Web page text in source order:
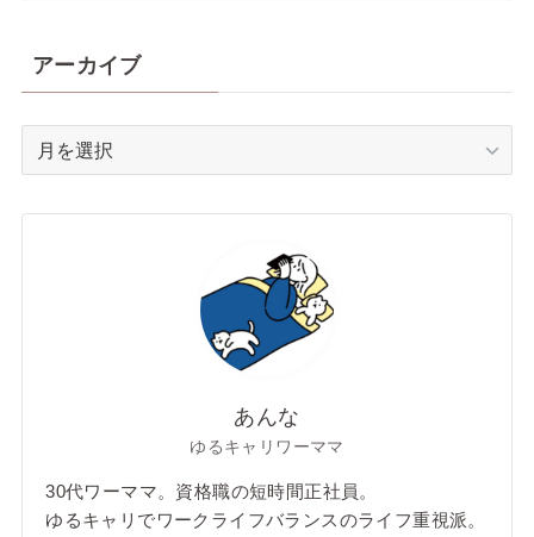
アーカイブ
あんな
ゆるキャリワーママ
30代ワーママ。資格職の短時間正社員。
ゆるキャリでワークライフバランスのライフ重視派。